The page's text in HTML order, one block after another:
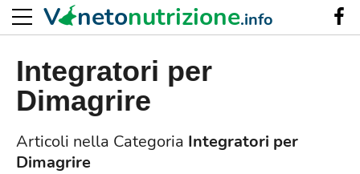
Integratori per
Dimagrire
Articoli nella Categoria Integratori per
Dimagrire
V netonutrizione.info